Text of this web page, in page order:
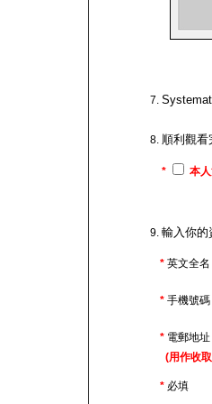
順利觀
* 本
輸入你的
* 英文全
* 手機號
* 電郵地
(用作收
* 必填